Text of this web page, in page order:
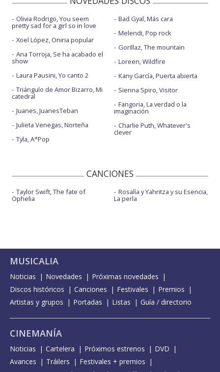
Olivia Rodrigo, You seem
pretty sad for a girl so in love
Xoel López, Oniria popular
Ana Torroja, Se ha acabado el
show
Laura Pausini, Yo canto 2
Triángulo de Amor Bizarro, Mi
catedral
Juanes, JuanesTeban
Julieta Venegas, Norteña
Tyla, A*Pop
Bad Gyal, Más cara
Melendi, Pop rock
Gorillaz, The mountain
Loreen, Wildfire
Kany García, Puerta abierta
Sienna Spiro, Visitor
Fangoria, La verdad o la
imaginación
Charlie Puth, Whatever's
clever
CANCIONES
Taylor Swift, The fate of
Ophelia
Rosalía y Yahritza y su Esencia,
La perla
MUSICALIA
Noticias Novedades
Próximas novedades
Discos históricos
Canciones Festivales
Premios
Artistas y grupos
Portadas Listas Guía / directorio
CINEMANÍA
Noticias Cartelera Próximos estrenos
DVD
Avances
Tráilers
Festivales + premios